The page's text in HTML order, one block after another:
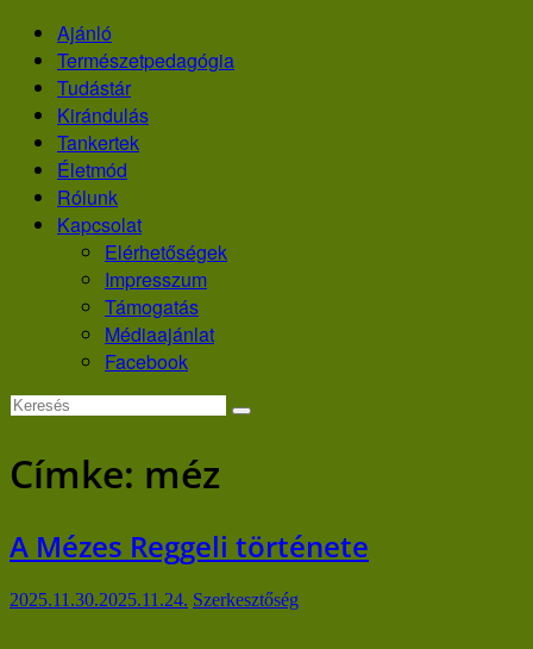
Skip
content
Ajánló
Természetpedagógia
Tudástár
Kirándulás
Tankertek
Életmód
Rólunk
Kapcsolat
Elérhetőségek
Impresszum
Támogatás
Médiaajánlat
Facebook
Címke: méz
A Mézes Reggeli története
2025.11.30.2025.11.24. Szerkesztőség